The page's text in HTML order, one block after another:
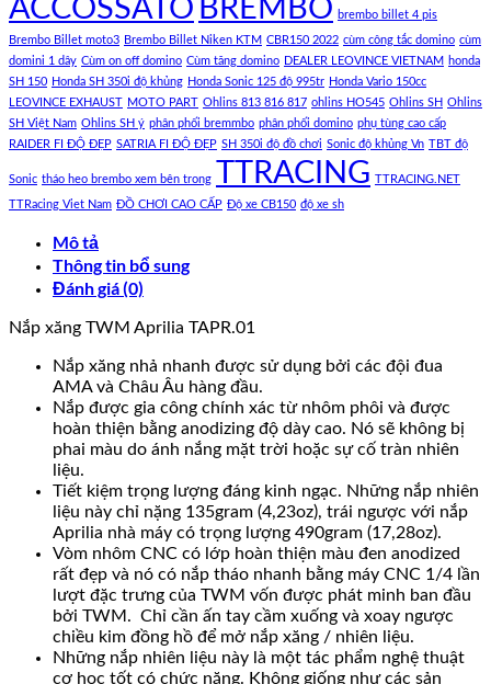
ACCOSSATO BREMBO brembo billet 4 pis
Brembo Billet moto3 Brembo Billet Niken KTM CBR150 2022 cùm công tắc domino cùm
domini 1 dây Cùm on off domino Cùm tăng domino DEALER LEOVINCE VIETNAM honda
SH 150 Honda SH 350i độ khủng Honda Sonic 125 độ 995tr Honda Vario 150cc
LEOVINCE EXHAUST MOTO PART Ohlins 813 816 817 ohlins HO545 Ohlins SH Ohlins
SH Việt Nam Ohlins SH ý phân phối bremmbo phân phối domino phụ tùng cao cấp
RAIDER FI ĐỘ ĐẸP SATRIA FI ĐỘ ĐẸP SH 350i độ đồ chơi Sonic độ khủng Vn TBT độ
Sonic tháo heo brembo xem bên trong TTRACING TTRACING.NET
TTRacing Viet Nam ĐỒ CHƠI CAO CẤP Độ xe CB150 độ xe sh
Mô tả
Thông tin bổ sung
Đánh giá (0)
Nắp xăng TWM Aprilia TAPR.01
Nắp xăng nhả nhanh được sử dụng bởi các đội đua
AMA và Châu Âu hàng đầu.
Nắp được gia công chính xác từ nhôm phôi và được
hoàn thiện bằng anodizing độ dày cao. Nó sẽ không bị
phai màu do ánh nắng mặt trời hoặc sự cố tràn nhiên
liệu.
Tiết kiệm trọng lượng đáng kinh ngạc. Những nắp nhiên
liệu này chỉ nặng 135gram (4,23oz), trái ngược với nắp
Aprilia nhà máy có trọng lượng 490gram (17,28oz).
Vòm nhôm CNC có lớp hoàn thiện màu đen anodized
rất đẹp và nó có nắp tháo nhanh bằng máy CNC 1/4 lần
lượt đặc trưng của TWM vốn được phát minh ban đầu
bởi TWM. Chỉ cần ấn tay cầm xuống và xoay ngược
chiều kim đồng hồ để mở nắp xăng / nhiên liệu.
Những nắp nhiên liệu này là một tác phẩm nghệ thuật
cơ học tốt có chức năng. Không giống như các sản